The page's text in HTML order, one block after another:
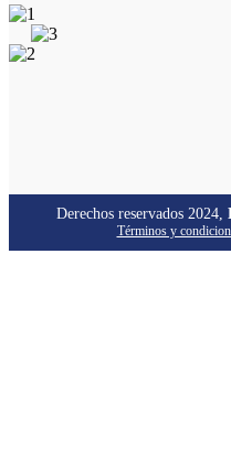
Derechos reservados 2024,
Términos y